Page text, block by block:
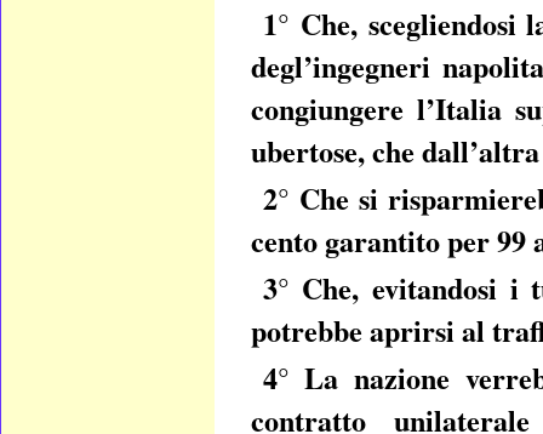
1° Che,
degl’ingegneri
congiungere l’Italia
ubertose, che
2° Che si
cento garantito per 99
3° Che, evitandosi
potrebbe aprirsi al
4° La nazione
contratto